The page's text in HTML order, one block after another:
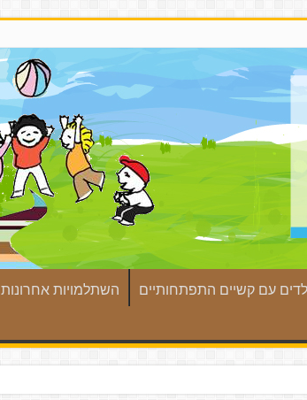
עם קשיים התפתחותיים השתלמויות אחרונות